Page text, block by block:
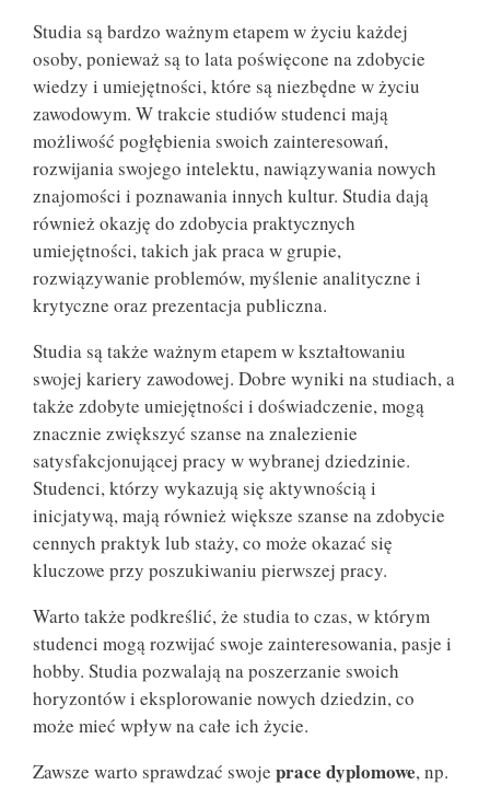
Studia są bardzo ważnym etapem w życiu każdej
osoby, ponieważ są to lata poświęcone na zdobycie
wiedzy i umiejętności, które są niezbędne w życiu
zawodowym. W trakcie studiów studenci mają
możliwość pogłębienia swoich zainteresowań,
rozwijania swojego intelektu, nawiązywania nowych
znajomości i poznawania innych kultur. Studia dają
również okazję do zdobycia praktycznych
umiejętności, takich jak praca w grupie,
rozwiązywanie problemów, myślenie analityczne i
krytyczne oraz prezentacja publiczna.
Studia są także ważnym etapem w kształtowaniu
swojej kariery zawodowej. Dobre wyniki na studiach, a
także zdobyte umiejętności i doświadczenie, mogą
znacznie zwiększyć szanse na znalezienie
satysfakcjonującej pracy w wybranej dziedzinie.
Studenci, którzy wykazują się aktywnością i
inicjatywą, mają również większe szanse na zdobycie
cennych praktyk lub staży, co może okazać się
kluczowe przy poszukiwaniu pierwszej pracy.
Warto także podkreślić, że studia to czas, w którym
studenci mogą rozwijać swoje zainteresowania, pasje i
hobby. Studia pozwalają na poszerzanie swoich
horyzontów i eksplorowanie nowych dziedzin, co
może mieć wpływ na całe ich życie.
Zawsze warto sprawdzać swoje prace dyplomowe, np.